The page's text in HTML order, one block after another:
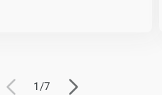
1 /
de
7